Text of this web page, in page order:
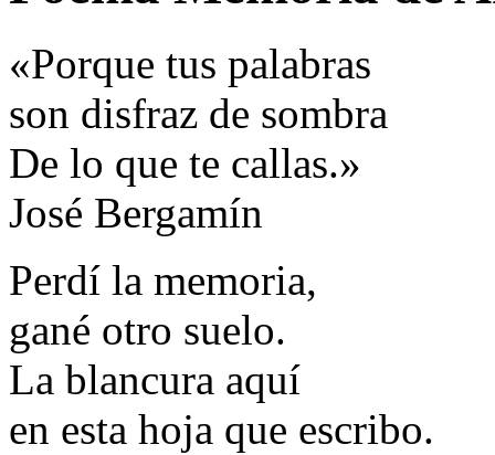
«Porque tus palabras
son disfraz de sombra
De lo que te callas.»
José Bergamín
Perdí la memoria,
gané otro suelo.
La blancura aquí
en esta hoja que escribo.